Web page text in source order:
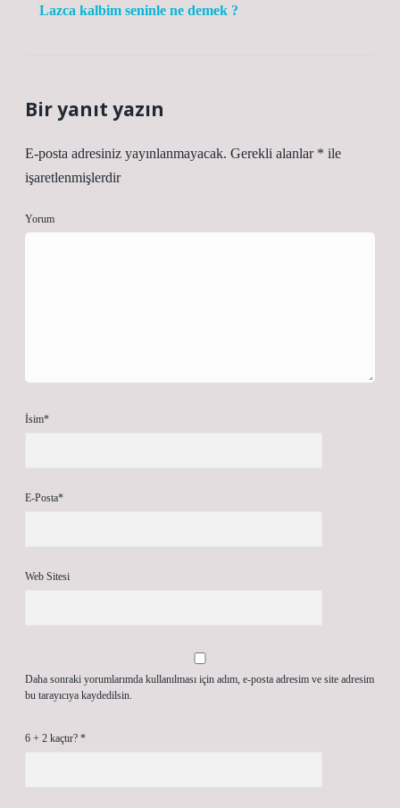
Lazca kalbim seninle ne demek ?
Bir yanıt yazın
E-posta adresiniz yayınlanmayacak. Gerekli alanlar * ile
işaretlenmişlerdir
Yorum
İsim*
E-Posta*
Web Sitesi
Daha sonraki yorumlarımda kullanılması için adım, e-posta adresim ve site adresim
bu tarayıcıya kaydedilsin.
6 + 2 kaçtır? *